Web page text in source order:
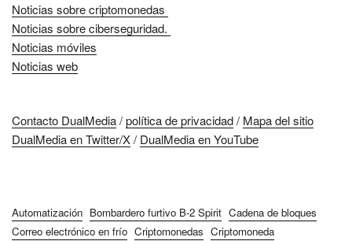
Noticias sobre criptomonedas
Noticias sobre ciberseguridad.
Noticias móviles
Noticias web
Contacto DualMedia/política de privacidad/ Mapa del sitio
DualMedia en Twitter/X/ DualMedia en YouTube
Automatización Bombardero furtivo B-2 Spirit Cadena de bloques
Correo electrónico en frío Criptomonedas Criptomoneda